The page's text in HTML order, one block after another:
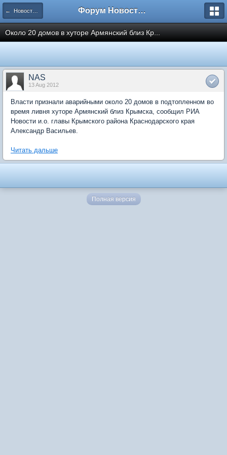
← Новости рынка недвижимости Форум Новостройки
Около 20 домов в хуторе Армянский близ Кр...
NAS
13 Aug 2012
Власти признали аварийными около 20 домов в подтопленном во
время ливня хуторе Армянский близ Крымска, сообщил РИА
Новости и.о. главы Крымского района Краснодарского края
Александр Васильев.
Читать дальше
Полная версия